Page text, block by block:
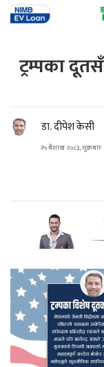
ट्रम्पका
डा. दीपेश केसी
२५ बैशाख २०८३,